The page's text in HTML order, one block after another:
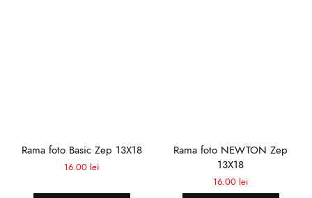
Rama foto Basic Zep 13X18
16.00 lei
Rama foto NEWTON Zep
13X18
16.00 lei